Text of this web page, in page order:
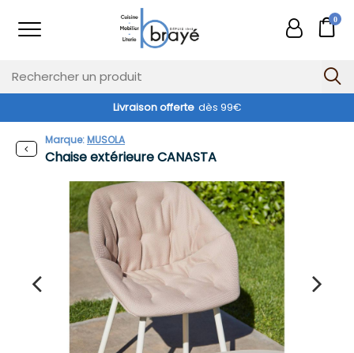
0
Livraison offerte dès 99€
Chaise extérieure CANASTA
Marque:MUSOLA